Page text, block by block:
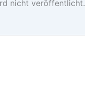
nicht veröffentlicht.